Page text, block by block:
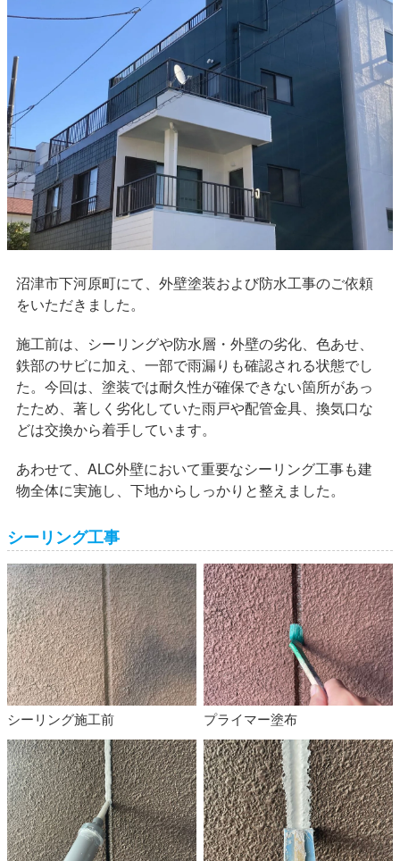
沼津市下河原町にて、外壁塗装および防水工事のご依頼
をいただきました。
施工前は、シーリングや防水層・外壁の劣化、色あせ、
鉄部のサビに加え、一部で雨漏りも確認される状態でし
た。今回は、塗装では耐久性が確保できない箇所があっ
たため、著しく劣化していた雨戸や配管金具、換気口な
どは交換から着手しています。
あわせて、ALC外壁において重要なシーリング工事も建
物全体に実施し、下地からしっかりと整えました。
シーリング工事
シーリング施工前 プライマー塗布